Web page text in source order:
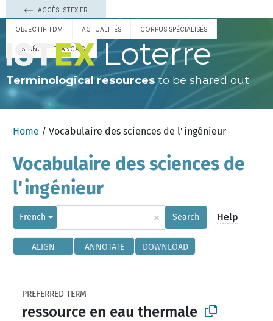
ACCÈS ISTEX.FR
OBJECTIF TDM ACTUALITÉS CORPUS SPÉCIALISÉS
ESPAÑOL FRANÇAIS Loterre
Terminological resourcesto be shared out
Home / Vocabulaire des sciences de l'ingénieur
Vocabulaire des sciences de
l'ingénieur
French × Search Help
ALIGN ANNOTATE DOWNLOAD
PREFERRED TERM
ressource en eau thermale